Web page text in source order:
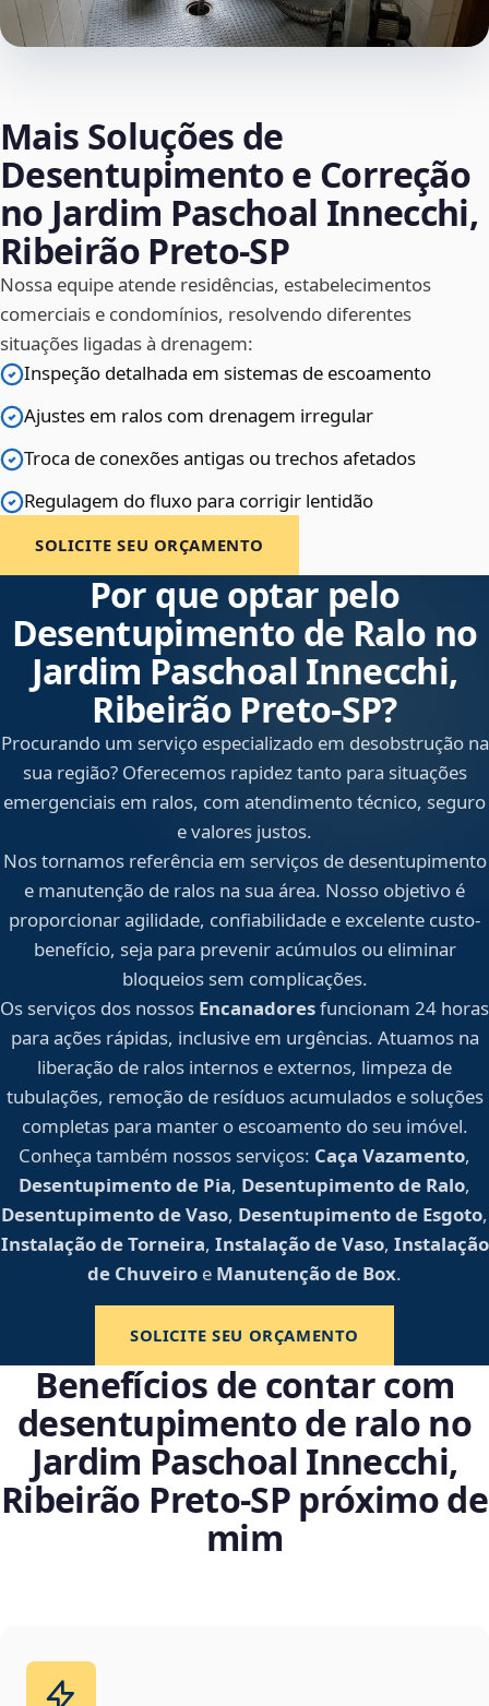
Mais Soluções de
Desentupimento e Correção
no Jardim Paschoal Innecchi,
Ribeirão Preto‑SP
Nossa equipe atende residências, estabelecimentos
comerciais e condomínios, resolvendo diferentes
situações ligadas à drenagem:
Inspeção detalhada em sistemas de escoamento
Ajustes em ralos com drenagem irregular
Troca de conexões antigas ou trechos afetados
Regulagem do fluxo para corrigir lentidão
SOLICITE SEU ORÇAMENTO
Por que optar pelo
Desentupimento de Ralo no
Jardim Paschoal Innecchi,
Ribeirão Preto‑SP?
Procurando um serviço especializado em desobstrução na
sua região? Oferecemos rapidez tanto para situações
emergenciais em ralos, com atendimento técnico, seguro
e valores justos.
Nos tornamos referência em serviços de desentupimento
e manutenção de ralos na sua área. Nosso objetivo é
proporcionar agilidade, confiabilidade e excelente custo-
benefício, seja para prevenir acúmulos ou eliminar
bloqueios sem complicações.
Os serviços dos nossos Encanadoresfuncionam 24 horas
para ações rápidas, inclusive em urgências. Atuamos na
liberação de ralos internos e externos, limpeza de
tubulações, remoção de resíduos acumulados e soluções
completas para manter o escoamento do seu imóvel.
Conheça também nossos serviços: Caça Vazamento,
Desentupimento de Pia, Desentupimento de Ralo,
Desentupimento de Vaso, Desentupimento de Esgoto,
Instalação de Torneira, Instalação de Vaso, Instalação
de Chuveiro e Manutenção de Box.
SOLICITE SEU ORÇAMENTO
Benefícios de contar com
desentupimento de ralo no
Jardim Paschoal Innecchi,
Ribeirão Preto‑SP próximo de
mim